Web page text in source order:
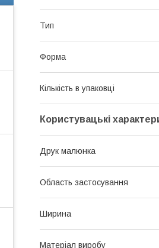
Тип
Форма
Кількість в упаковці
Користувацькі
Друк малюнка
Область застосування
Ширина
Матеріал виробу